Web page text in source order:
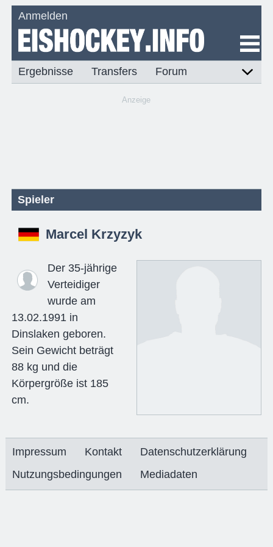
Anmelden
Ergebnisse Transfers Forum
Anzeige
Spieler
Marcel Krzyzyk
Der 35-jährige
Verteidiger
wurde am
13.02.1991 in
Dinslaken geboren.
Sein Gewicht beträgt
88 kg und die
Körpergröße ist 185
cm.
Impressum Kontakt
Datenschutzerklärung
Nutzungsbedingungen
Mediadaten